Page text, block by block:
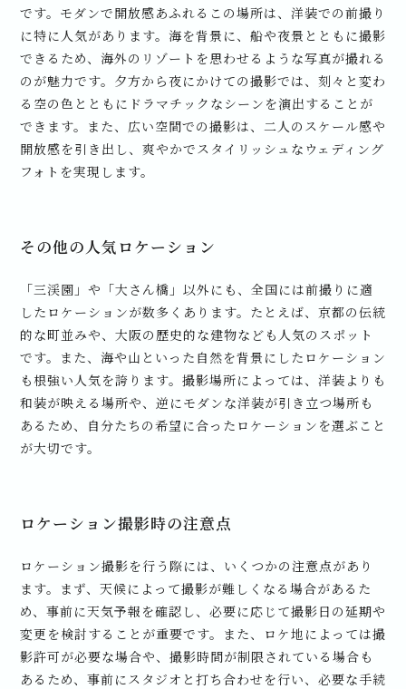
です。モダンで開放感あふれるこの場所は、洋装での前撮り
に特に人気があります。海を背景に、船や夜景とともに撮影
できるため、海外のリゾートを思わせるような写真が撮れる
のが魅力です。夕方から夜にかけての撮影では、刻々と変わ
る空の色とともにドラマチックなシーンを演出することが
できます。また、広い空間での撮影は、二人のスケール感や
開放感を引き出し、爽やかでスタイリッシュなウェディング
フォトを実現します。
その他の人気ロケーション
「三渓園」や「大さん橋」以外にも、全国には前撮りに適
したロケーションが数多くあります。たとえば、京都の伝統
的な町並みや、大阪の歴史的な建物なども人気のスポット
です。また、海や山といった自然を背景にしたロケーション
も根強い人気を誇ります。撮影場所によっては、洋装よりも
和装が映える場所や、逆にモダンな洋装が引き立つ場所も
あるため、自分たちの希望に合ったロケーションを選ぶこと
が大切です。
ロケーション撮影時の注意点
ロケーション撮影を行う際には、いくつかの注意点があり
ます。まず、天候によって撮影が難しくなる場合があるた
め、事前に天気予報を確認し、必要に応じて撮影日の延期や
変更を検討することが重要です。また、ロケ地によっては撮
影許可が必要な場合や、撮影時間が制限されている場合も
あるため、事前にスタジオと打ち合わせを行い、必要な手続